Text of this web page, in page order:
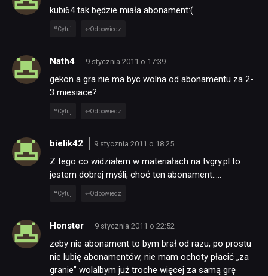
kubi64 tak będzie miała abonament:(
Cytuj Odpowiedz
Nath4 9 stycznia 2011 o 17:39
gekon a gra nie ma byc wolna od abonamentu za 2-
3 miesiace?
Cytuj Odpowiedz
bielik42 9 stycznia 2011 o 18:25
Z tego co widziałem w materiałach na tvgry.pl to
jestem dobrej myśli, choć ten abonament…..
Cytuj Odpowiedz
Honster 9 stycznia 2011 o 22:52
zeby nie abonament to bym brał od razu, po prostu
nie lubię abonamentów, nie mam ochoty płacić „za
granie” wolalbym już troche więcej za samą grę